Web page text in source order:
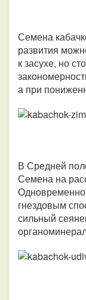
Семена
развития
к засухе, но
а при
В Средней
Семена на
Одновременно
гнездовым
сильный